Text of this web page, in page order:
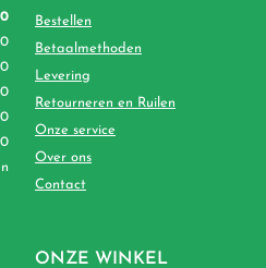
Bestellen
Betaalmethoden
Levering
Retourneren en Ruilen
Onze service
Over ons
Contact
ONZE WINKEL